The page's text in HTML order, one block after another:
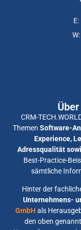
E:
W:
CRM-
Themen Software-
Experience,
Adressqualität
Best-Practice-
sämtliche
Hinter der
Unternehmens-
GmbH als
den oben